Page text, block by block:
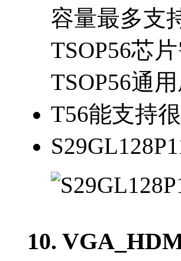
容量最多支
TSOP56芯
TSOP56通用
T56能支持
10.